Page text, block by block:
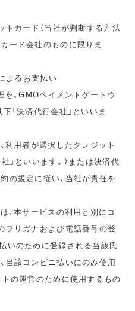
トカード（当社が判断する方法
ード会社のものに限りま
よるお支払い
、GMOペイメントゲートウ
「決済代行会社」といいま
利用者が選択したクレジット
」といいます。）または決済代
の規定に従い、当社が責任を
、本サービスの利用と別にコ
フリガナおよび電話番号の登
いのために登録される当該氏
当該コンビニ払いにのみ使用
の運営のために使用するもの